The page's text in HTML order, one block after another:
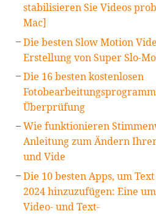
stabilisieren Sie Videos
Mac]
Die besten Slow Motion
Erstellung von Super Slo-Mo
Die 16 besten kostenlosen
Überprüfung
Wie funktionieren
Anleitung zum Ändern
und Vide
Die 10 besten Apps, um
2024 hinzuzufügen: Eine
Video- und Text-